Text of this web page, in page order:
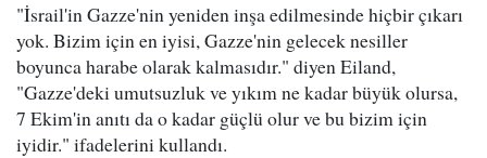
"İsrail'in Gazze'nin yeniden inşa edilmesinde hiçbir çıkarı
yok. Bizim için en iyisi, Gazze'nin gelecek nesiller
boyunca harabe olarak kalmasıdır." diyen Eiland,
"Gazze'deki umutsuzluk ve yıkım ne kadar büyük olursa,
7 Ekim'in anıtı da o kadar güçlü olur ve bu bizim için
iyidir." ifadelerini kullandı.